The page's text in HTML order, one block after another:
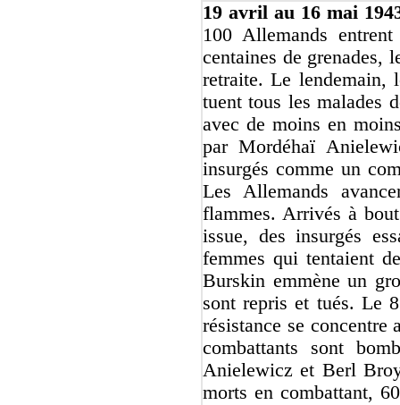
19 avril au 16 mai
100 Allemands
centaines de grenades,
retraite. Le lendemain,
tuent tous les malades
avec de moins en
par Mordéhaï
insurgés comme un
Les Allemands
flammes. Arrivés à
issue, des insurgés
femmes qui tentaient
Burskin emmène un
sont repris et tués. Le
résistance se
combattants sont
Anielewicz et Berl
morts en combattant,